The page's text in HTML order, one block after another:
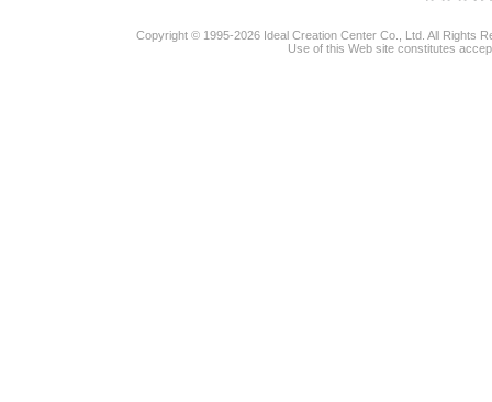
Copyright © 1995-2026 Ideal Creation Center Co., Ltd. All Rights
Use of this Web site constitutes